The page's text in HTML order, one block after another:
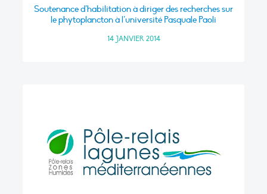
Soutenance d’habilitation à diriger des recherches sur
le phytoplancton à l’université Pasquale Paoli
14 JANVIER 2014